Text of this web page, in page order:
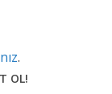
.
OL!